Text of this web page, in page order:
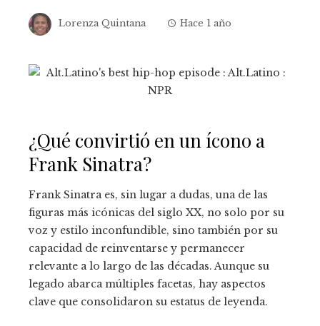
Lorenza Quintana Hace 1 año
¿Qué convirtió en un ícono a
Frank Sinatra?
Frank Sinatra es, sin lugar a dudas, una de las
figuras más icónicas del siglo XX, no solo por su
voz y estilo inconfundible, sino también por su
capacidad de reinventarse y permanecer
relevante a lo largo de las décadas. Aunque su
legado abarca múltiples facetas, hay aspectos
clave que consolidaron su estatus de leyenda.